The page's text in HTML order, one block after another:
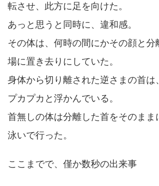
転させ、此方に足を向けた。
あっと思うと同時に、違和感。
その体は、何時の間にかその顔と分
場に置き去りにしていた。
身体から切り離された逆さまの首は
プカプカと浮かんでいる。
首無しの体は分離した首をそのまま
泳いで行った。
ここまでで、僅か数秒の出来事